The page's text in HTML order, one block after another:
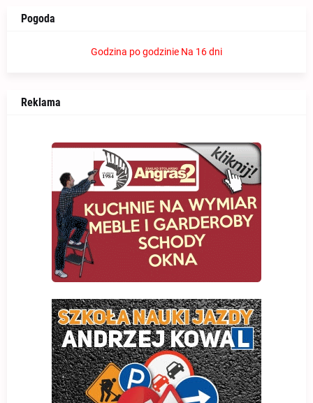
Pogoda
Godzina po godzinie Na 16 dni
Reklama